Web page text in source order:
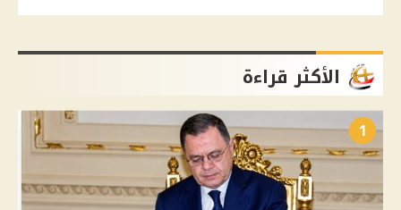
الأكثر قراءة
1